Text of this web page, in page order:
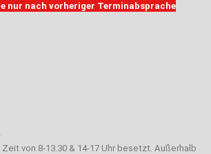
nur nach vorheriger Terminabsprache
von 8-13.30 & 14-17 Uhr besetzt. Außerhalb